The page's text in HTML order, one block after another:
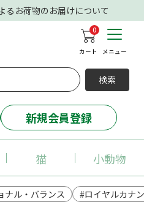
るお荷物のお届けについて
0
カート メニュー
検索
新規会員登録
猫 小動物
ナル・バランス #ロイヤルカナン